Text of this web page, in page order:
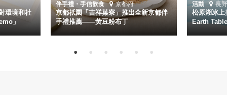
環境和社
」
伴手禮・手信飲食 京都府
京都祇園「吉祥菓寮」推出全新京都伴
手禮推薦——黃豆粉布丁
活動 長
松原湖冰
Earth